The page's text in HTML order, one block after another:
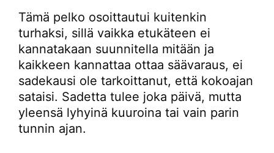
Tämä pelko osoittautui kuitenkin
turhaksi, sillä vaikka etukäteen ei
kannatakaan suunnitella mitään ja
kaikkeen kannattaa ottaa säävaraus, ei
sadekausi ole tarkoittanut, että kokoajan
sataisi. Sadetta tulee joka päivä, mutta
yleensä lyhyinä kuuroina tai vain parin
tunnin ajan.